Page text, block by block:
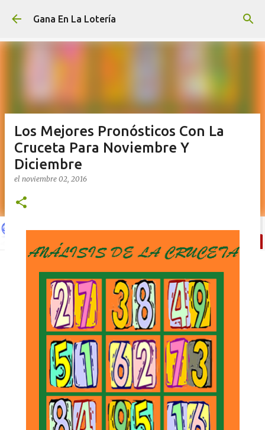
Ir al contenido principal
Gana En La Lotería
Los Mejores Pronósticos Con La
Cruceta Para Noviembre Y
Diciembre
el noviembre 02, 2016